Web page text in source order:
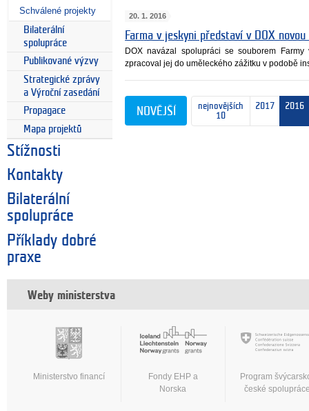
Schválené projekty
Bilaterální
spolupráce
Publikované výzvy
Strategické zprávy
a Výroční zasedání
Propagace
Mapa projektů
Stížnosti
Kontakty
Bilaterální
spolupráce
Příklady dobré
praxe
20. 1. 2016
Farma v jeskyni představí v DOX novou
DOX navázal spolupráci se souborem
zpracoval jej do uměleckého zážitku v podobě
nejnovějších
10
2017 2016
NOVĚJŠÍ
Weby ministerstva
Ministerstvo financí
Fondy EHP a
Norska
Program
české